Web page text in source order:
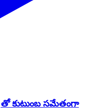
కుటుంబ సమేతంగా